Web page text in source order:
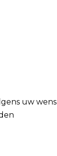
uw wens